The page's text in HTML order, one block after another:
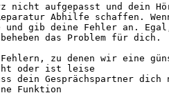
aufgepasst und dein
Abhilfe schaffen.
gib deine Fehler an.
das Problem für dich.
zu denen wir eine